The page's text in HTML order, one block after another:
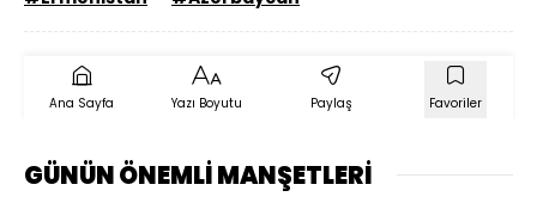
Ana Sayfa Yazı Boyutu Paylaş Favoriler
GÜNÜN ÖNEMLİ MANŞETLERİ